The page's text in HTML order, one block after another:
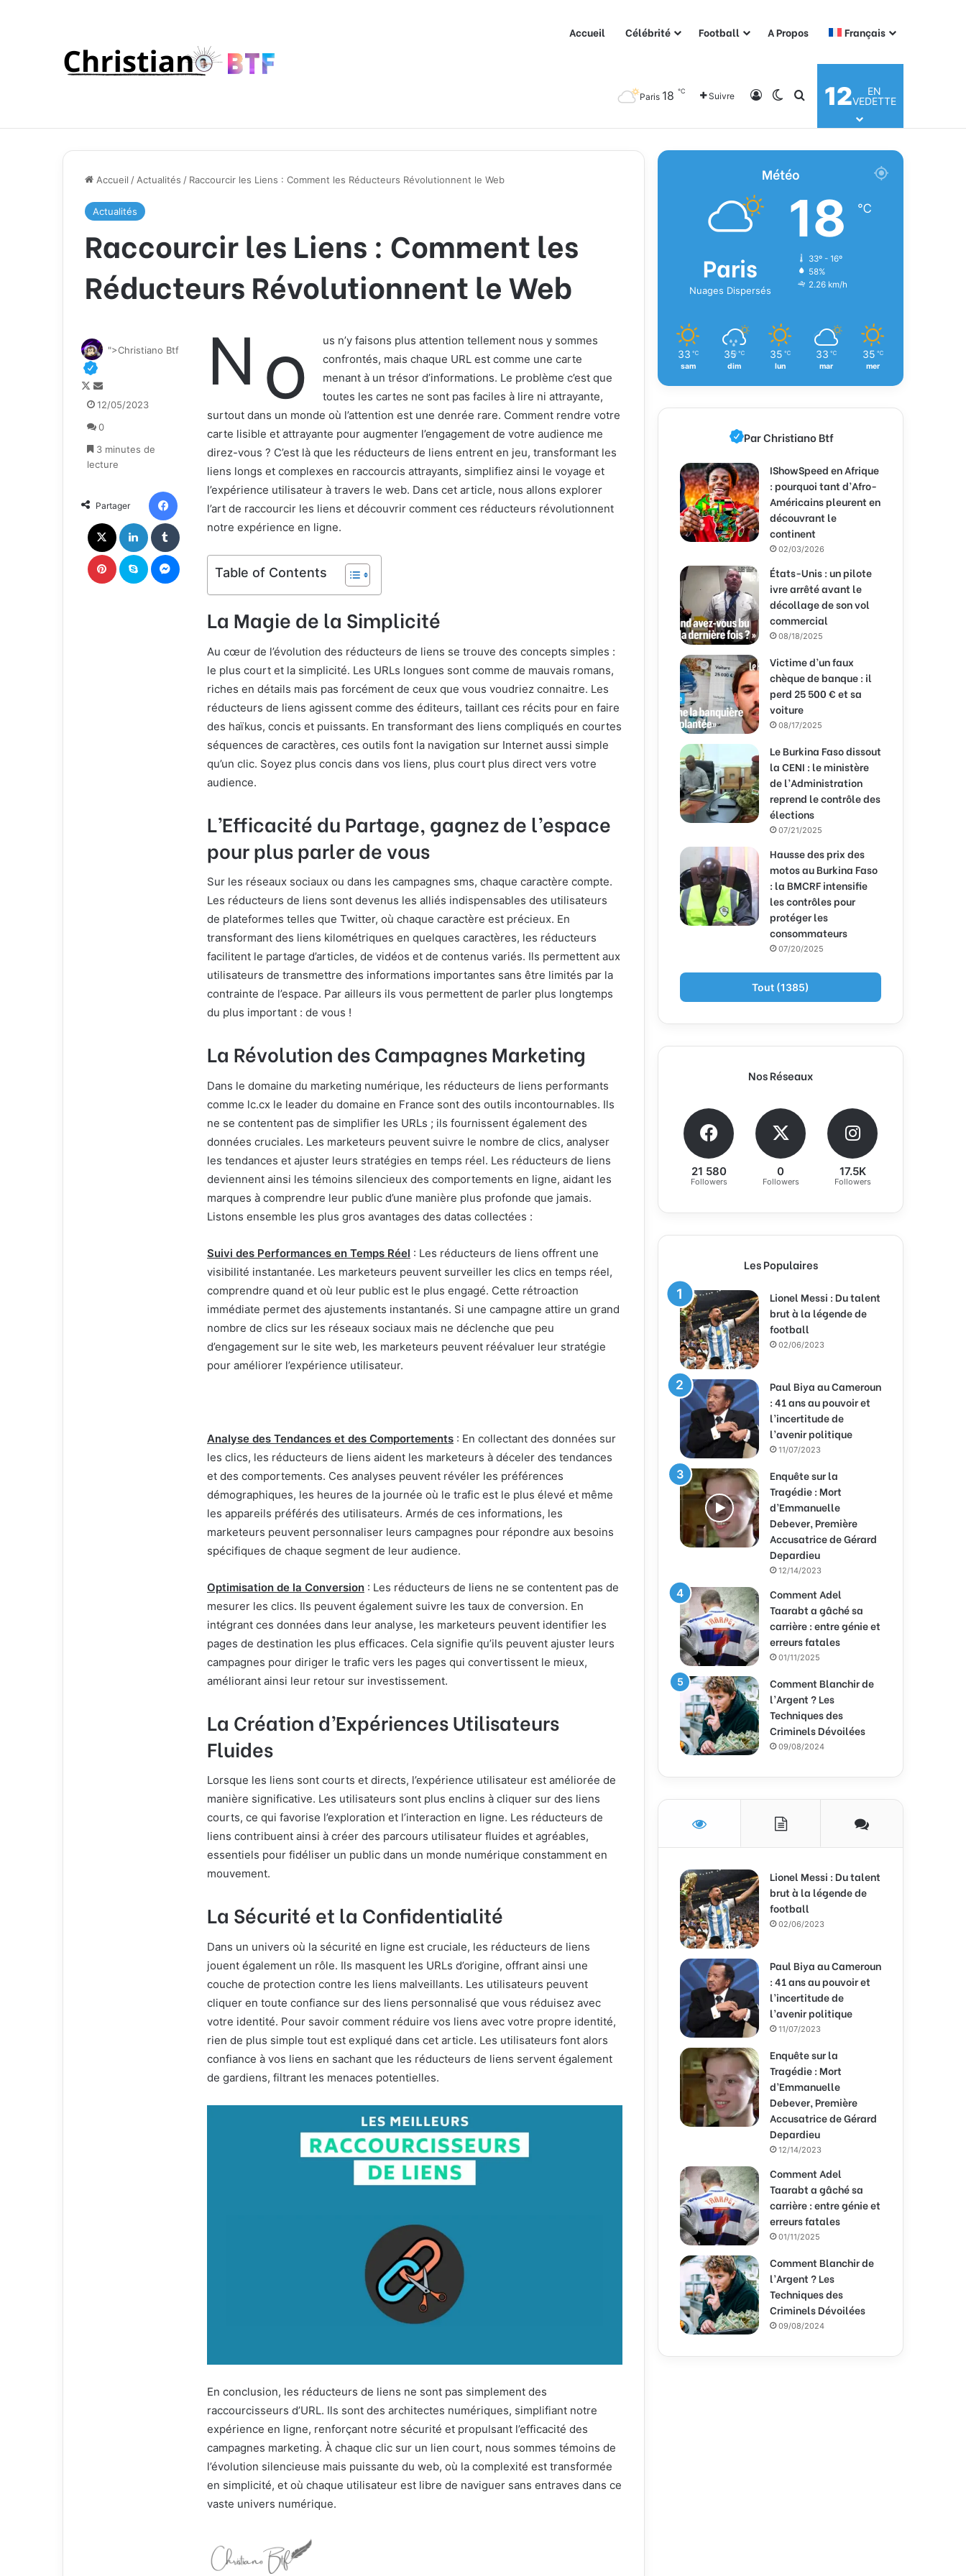
Accueil Célébrité Football A Propos Français
Paris 18 ℃ Suivre ConnexionSwitch skin
Rechercher
12
EN
VEDETTE
Accueil / Actualités / Raccourcir les Liens : Comment les Réducteurs Révolutionnent le Web
Actualités
Raccourcir les Liens : Comment les
Réducteurs Révolutionnent le Web
N o
us n’y faisons plus attention tellement nous y sommes
confrontés, mais chaque URL est comme une carte
menant à un trésor d’informations. Le problème c’est que
toutes les cartes ne sont pas faciles à lire ni attrayante,
surtout dans un monde où l’attention est une denrée rare. Comment rendre votre
carte lisible et attrayante pour augmenter l’engagement de votre audience me
direz-vous ? C’est là que les réducteurs de liens entrent en jeu, transformant les
liens longs et complexes en raccourcis attrayants, simplifiez ainsi le voyage et
l’expérience utilisateur à travers le web. Dans cet article, nous allons explorer
l’art de raccourcir les liens et découvrir comment ces réducteurs révolutionnent
notre expérience en ligne.
Table of Contents
La Magie de la Simplicité
Au cœur de l’évolution des réducteurs de liens se trouve des concepts simples :
le plus court et la simplicité. Les URLs longues sont comme de mauvais romans,
riches en détails mais pas forcément de ceux que vous voudriez connaitre. Les
réducteurs de liens agissent comme des éditeurs, taillant ces récits pour en faire
des haïkus, concis et puissants. En transformant des liens compliqués en courtes
séquences de caractères, ces outils font la navigation sur Internet aussi simple
qu’un clic. Soyez plus concis dans vos liens, plus court plus direct vers votre
audience.
L’Efficacité du Partage, gagnez de l’espace
pour plus parler de vous
Sur les réseaux sociaux ou dans les campagnes sms, chaque caractère compte.
Les réducteurs de liens sont devenus les alliés indispensables des utilisateurs
de plateformes telles que Twitter, où chaque caractère est précieux. En
transformant des liens kilométriques en quelques caractères, les réducteurs
facilitent le partage d’articles, de vidéos et de contenus variés. Ils permettent aux
utilisateurs de transmettre des informations importantes sans être limités par la
contrainte de l’espace. Par ailleurs ils vous permettent de parler plus longtemps
du plus important : de vous !
La Révolution des Campagnes Marketing
Dans le domaine du marketing numérique, les réducteurs de liens performants
comme lc.cx le leader du domaine en France sont des outils incontournables. Ils
ne se contentent pas de simplifier les URLs ; ils fournissent également des
données cruciales. Les marketeurs peuvent suivre le nombre de clics, analyser
les tendances et ajuster leurs stratégies en temps réel. Les réducteurs de liens
deviennent ainsi les témoins silencieux des comportements en ligne, aidant les
marques à comprendre leur public d’une manière plus profonde que jamais.
Listons ensemble les plus gros avantages des datas collectées :
Suivi des Performances en Temps Réel : Les réducteurs de liens offrent une
visibilité instantanée. Les marketeurs peuvent surveiller les clics en temps réel,
comprendre quand et où leur public est le plus engagé. Cette rétroaction
immédiate permet des ajustements instantanés. Si une campagne attire un grand
nombre de clics sur les réseaux sociaux mais ne déclenche que peu
d’engagement sur le site web, les marketeurs peuvent réévaluer leur stratégie
pour améliorer l’expérience utilisateur.
Analyse des Tendances et des Comportements : En collectant des données sur
les clics, les réducteurs de liens aident les marketeurs à déceler des tendances
et des comportements. Ces analyses peuvent révéler les préférences
démographiques, les heures de la journée où le trafic est le plus élevé et même
les appareils préférés des utilisateurs. Armés de ces informations, les
marketeurs peuvent personnaliser leurs campagnes pour répondre aux besoins
spécifiques de chaque segment de leur audience.
Optimisation de la Conversion : Les réducteurs de liens ne se contentent pas de
mesurer les clics. Ils peuvent également suivre les taux de conversion. En
intégrant ces données dans leur analyse, les marketeurs peuvent identifier les
pages de destination les plus efficaces. Cela signifie qu’ils peuvent ajuster leurs
campagnes pour diriger le trafic vers les pages qui convertissent le mieux,
améliorant ainsi leur retour sur investissement.
La Création d’Expériences Utilisateurs
Fluides
Lorsque les liens sont courts et directs, l’expérience utilisateur est améliorée de
manière significative. Les utilisateurs sont plus enclins à cliquer sur des liens
courts, ce qui favorise l’exploration et l’interaction en ligne. Les réducteurs de
liens contribuent ainsi à créer des parcours utilisateur fluides et agréables,
essentiels pour fidéliser un public dans un monde numérique constamment en
mouvement.
La Sécurité et la Confidentialité
Dans un univers où la sécurité en ligne est cruciale, les réducteurs de liens
jouent également un rôle. Ils masquent les URLs d’origine, offrant ainsi une
couche de protection contre les liens malveillants. Les utilisateurs peuvent
cliquer en toute confiance sur des liens personnalisé que vous réduisez avec
votre identité. Pour savoir comment réduire vos liens avec votre propre identité,
rien de plus simple tout est expliqué dans cet article. Les utilisateurs font alors
confiance à vos liens en sachant que les réducteurs de liens servent également
de gardiens, filtrant les menaces potentielles.
En conclusion, les réducteurs de liens ne sont pas simplement des
raccourcisseurs d’URL. Ils sont des architectes numériques, simplifiant notre
expérience en ligne, renforçant notre sécurité et propulsant l’efficacité des
campagnes marketing. À chaque clic sur un lien court, nous sommes témoins de
l’évolution silencieuse mais puissante du web, où la complexité est transformée
en simplicité, et où chaque utilisateur est libre de naviguer sans entraves dans ce
vaste univers numérique.
">Christiano Btf
F
o
l
o
w
X
n
o
y
e
n
c
o
u
r
r
12/05/2023
0
3 minutes de
lecture
Partager
Météo
Paris
Nuages Dispersés
18 ℃
33º - 16º
58%
2.26 km/h
33 ℃
sam
35 ℃
dim
35 ℃
lun
33 ℃
mar
35 ℃
mer
Par Christiano Btf
IShowSpeed en Afrique
: pourquoi tant d’Afro-
Américains pleurent en
découvrant le
continent
02/03/2026
États-Unis : un pilote
ivre arrêté avant le
décollage de son vol
commercial
08/18/2025
Victime d’un faux
chèque de banque : il
perd 25 500 € et sa
voiture
08/17/2025
Le Burkina Faso dissout
la CENI : le ministère
de l’Administration
reprend le contrôle des
élections
07/21/2025
Hausse des prix des
motos au Burkina Faso
: la BMCRF intensifie
les contrôles pour
protéger les
consommateurs
07/20/2025
Tout (1385)
Nos Réseaux
21 580
Followers
0
Followers
17.5K
Followers
Les Populaires
Lionel Messi : Du talent
brut à la légende de
football
02/06/2023
Paul Biya au Cameroun
: 41 ans au pouvoir et
l’incertitude de
l’avenir politique
11/07/2023
Enquête sur la
Tragédie : Mort
d’Emmanuelle
Debever, Première
Accusatrice de Gérard
Depardieu
12/14/2023
Comment Adel
Taarabt a gâché sa
carrière : entre génie et
erreurs fatales
01/11/2025
Comment Blanchir de
l’Argent ? Les
Techniques des
Criminels Dévoilées
09/08/2024
Lionel Messi : Du talent
brut à la légende de
football
02/06/2023
Paul Biya au Cameroun
: 41 ans au pouvoir et
l’incertitude de
l’avenir politique
11/07/2023
Enquête sur la
Tragédie : Mort
d’Emmanuelle
Debever, Première
Accusatrice de Gérard
Depardieu
12/14/2023
Comment Adel
Taarabt a gâché sa
carrière : entre génie et
erreurs fatales
01/11/2025
Comment Blanchir de
l’Argent ? Les
Techniques des
Criminels Dévoilées
09/08/2024